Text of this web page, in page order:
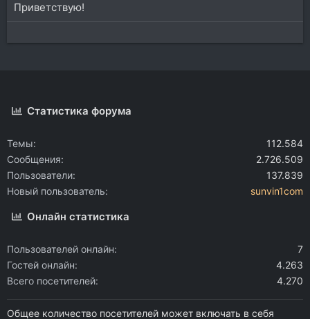
Приветствую!
Статистика форума
Темы
112.584
Сообщения
2.726.509
Пользователи
137.839
Новый пользователь
sunvin1com
Онлайн статистика
Пользователей онлайн
7
Гостей онлайн
4.263
Всего посетителей
4.270
Общее количество посетителей может включать в себя